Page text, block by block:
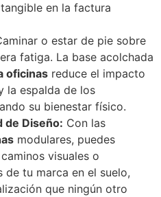
en la factura
o estar de pie sobre
fatiga. La base acolchada
oficinas reduce el impacto
la espalda de los
su bienestar físico.
de Diseño: Con las
modulares, puedes
visuales o
tu marca en el suelo,
que ningún otro